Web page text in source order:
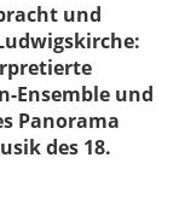
und
Ensemble und
Panorama
des 18.